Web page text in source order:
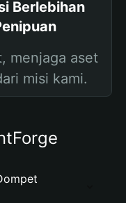
Berlebihan
menjaga aset
misi kami.